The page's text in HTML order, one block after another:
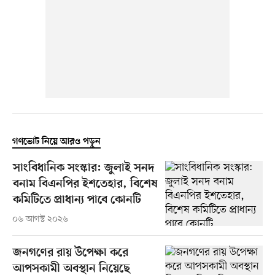
গণভোট নিয়ে আরও পড়ুন
সাংবিধানিক সংস্কার: জুলাই সনদ
বনাম বিএনপির ইশতেহার, বিশেষ
কমিটিতে প্রাধান্য পাবে কোনটি
০৬ আগস্ট ২০২৬
জনগণের রায় উপেক্ষা করে
আপসকামী অবস্থান নিয়েছে